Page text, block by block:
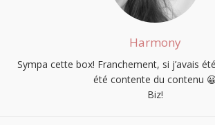
Harmony
Sympa cette box! Franchement, si j’avais
été contente du contenu
Biz!